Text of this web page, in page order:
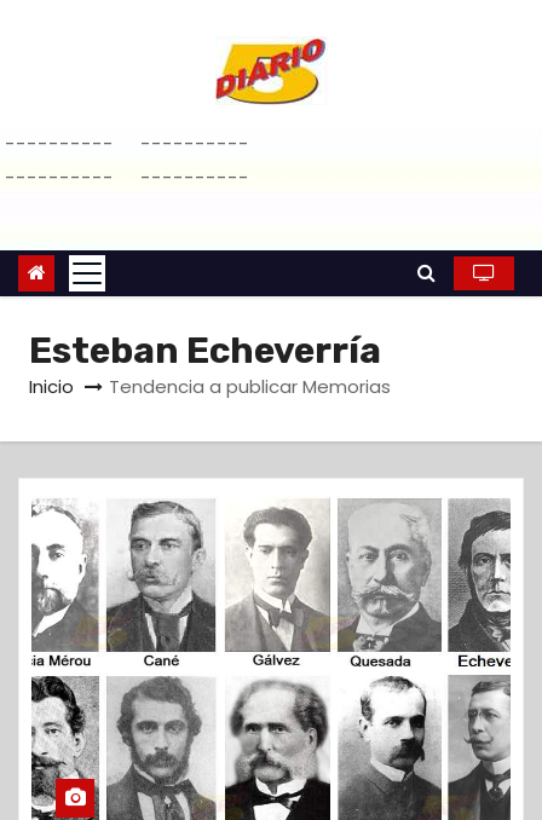
a
r
l
----------
----------
----------
----------
Esteban Echeverría
Inicio Tendencia a publicar Memorias